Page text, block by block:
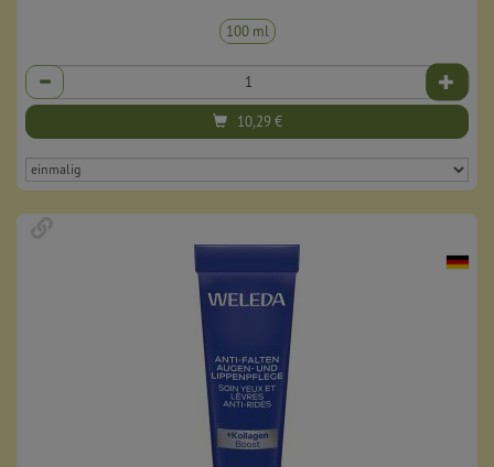
100 ml
Anzahl
10,29€